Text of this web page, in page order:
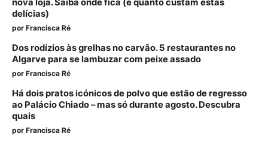
nova loja. Saiba onde fica (e quanto custam estas
delícias)
por Francisca Ré
Dos rodízios às grelhas no carvão. 5 restaurantes no
Algarve para se lambuzar com peixe assado
por Francisca Ré
Há dois pratos icónicos de polvo que estão de regresso
ao Palácio Chiado – mas só durante agosto. Descubra
quais
por Francisca Ré